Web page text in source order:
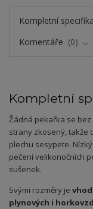
Kompletní
Komentáře
0
Kompletní
Žádná pekařka se
strany zkosený, takže
plechu sesypete.
pečení velikonočních
sušenek.
Svými rozměry je
plynových i